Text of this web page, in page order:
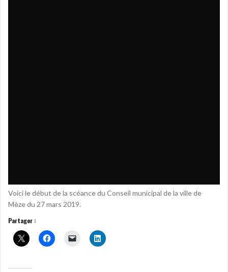
Voici le début de la scéance du Conseil municipal de la ville de
Mèze du 27 mars 2019.
Partager :